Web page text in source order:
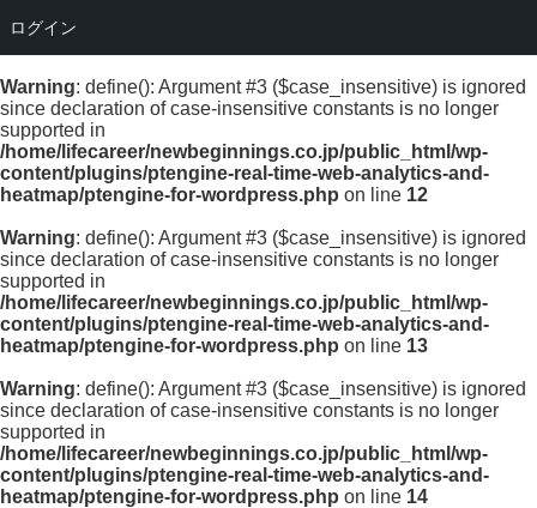
Warning: define(): Argument #3 ($case_insensitive) is ignored
since declaration of case-insensitive constants is no longer
supported in
/home/lifecareer/newbeginnings.co.jp/public_html/wp-
content/plugins/ptengine-real-time-web-analytics-and-
heatmap/ptengine-for-wordpress.php on line 12
Warning: define(): Argument #3 ($case_insensitive) is ignored
since declaration of case-insensitive constants is no longer
supported in
/home/lifecareer/newbeginnings.co.jp/public_html/wp-
content/plugins/ptengine-real-time-web-analytics-and-
heatmap/ptengine-for-wordpress.php on line 13
Warning: define(): Argument #3 ($case_insensitive) is ignored
since declaration of case-insensitive constants is no longer
supported in
/home/lifecareer/newbeginnings.co.jp/public_html/wp-
content/plugins/ptengine-real-time-web-analytics-and-
heatmap/ptengine-for-wordpress.php on line 14
ログイン